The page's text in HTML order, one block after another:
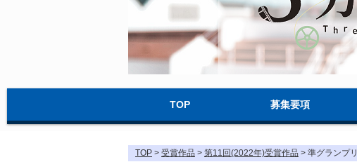
TOP 募集要項
TOP > 受賞作品 > 第11回(2022年)受賞作品 > 準グランプリ